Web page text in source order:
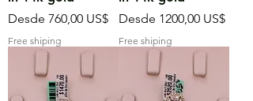
Desde 760,00 US$
Precio de oferta
Free shiping
Desde 1200,00 US$
Precio de oferta
Free shiping